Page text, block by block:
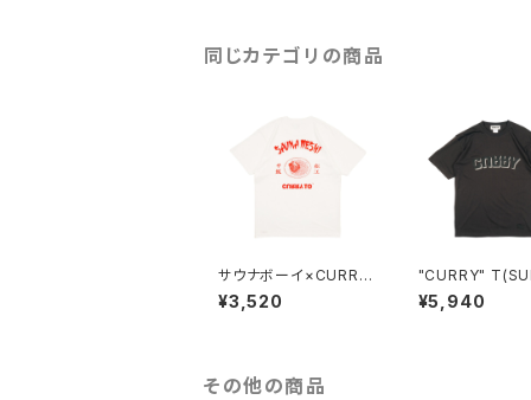
同じカテゴリの商品
サウナボーイ×CURRY
TO【サウナ飯T 松江】
WHITE
¥3,520
"CURRY"
¥5,940
その他の商品